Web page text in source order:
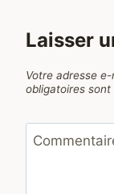
Laisser
Votre adresse
obligatoires sont